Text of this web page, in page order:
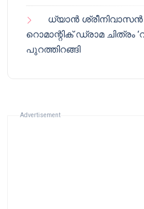
ധ്യാൻ
റൊമാന്റിക് ഡ്രാമ ചിത്രം
പുറത്തിറങ്ങി
Advertisement